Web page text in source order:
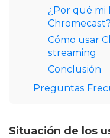
¿Por qué mi
Chromecast?
Cómo usar
streaming
Conclusión
Preguntas
Situación de los